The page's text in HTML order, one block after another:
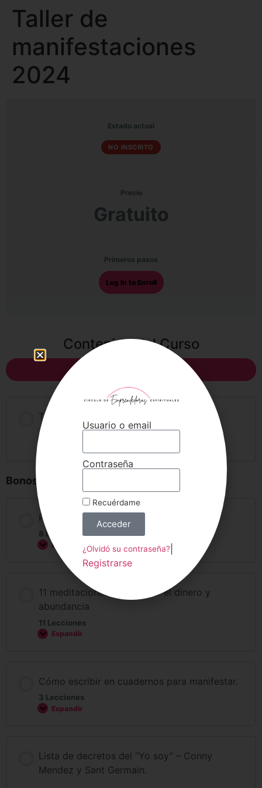
Taller de
manifestaciones
2024
Estado actual
NO INSCRITO
Precio
Gratuito
Primeros pasos
Log In to Enroll
Contenido del Curso
Taller tablero del éxito 2024
2 Lecciones
Bonos
Plantillas | Guías | Ebooks
8 Lecciones
Expandir
11 meditaciones para atraer el dinero y
abundancia
11 Lecciones
Expandir
Cómo escribir en cuadernos para manifestar.
3 Lecciones
Expandir
Lista de decretos del “Yo soy” – Conny
Mendez y Sant Germain.
Usuario o email
Contraseña
Recuérdame
Acceder
¿Olvidó su contraseña?|
Registrarse